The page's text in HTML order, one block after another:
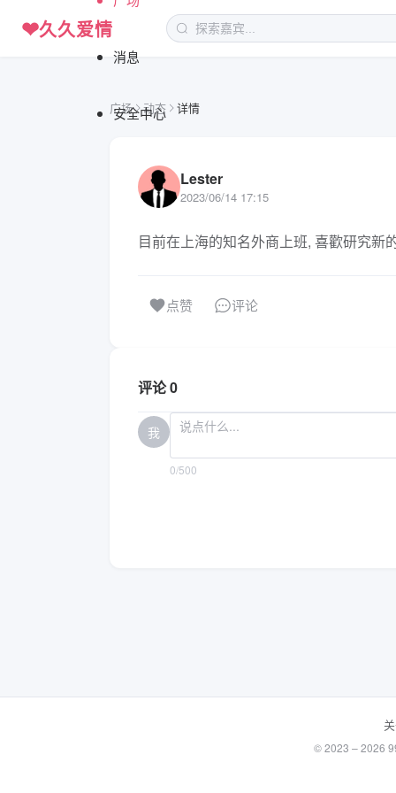
❤久久爱情
消息
安全中心
广场 动态 详情
Lester
2023/06/14 17:15
目前在上海的知名外商上班, 喜歡研究新
点赞 评论
评论 0
我
0/500
© 2023 – 2026